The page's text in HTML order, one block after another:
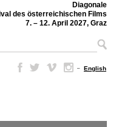
Diagonale
des österreichischen Films
7. – 12. April 2027, Graz
– English